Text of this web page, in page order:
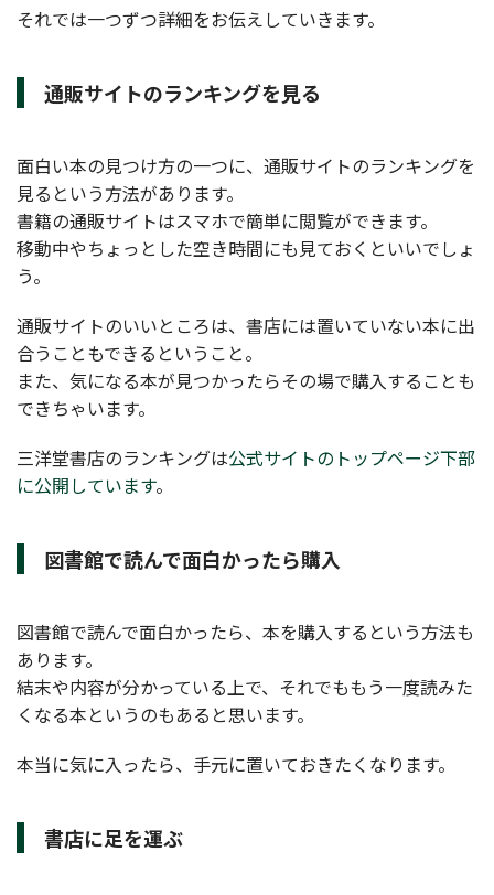
それでは一つずつ詳細をお伝えしていきます。
通販サイトのランキングを見る
面白い本の見つけ方の一つに、通販サイトのランキングを
見るという方法があります。
書籍の通販サイトはスマホで簡単に閲覧ができます。
移動中やちょっとした空き時間にも見ておくといいでしょ
う。
通販サイトのいいところは、書店には置いていない本に出
合うこともできるということ。
また、気になる本が見つかったらその場で購入することも
できちゃいます。
三洋堂書店のランキングは公式サイトのトップページ下部
に公開しています。
図書館で読んで面白かったら購入
図書館で読んで面白かったら、本を購入するという方法も
あります。
結末や内容が分かっている上で、それでももう一度読みた
くなる本というのもあると思います。
本当に気に入ったら、手元に置いておきたくなります。
書店に足を運ぶ